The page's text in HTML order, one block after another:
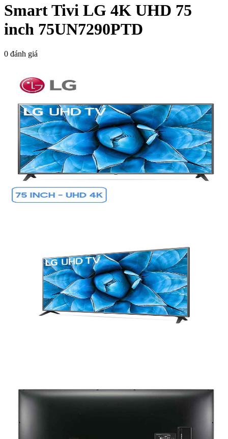
Smart Tivi LG 4K UHD 75
inch 75UN7290PTD
0 đánh giá